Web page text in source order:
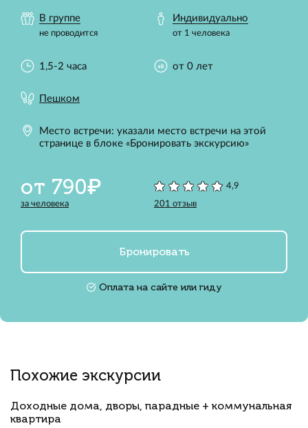
В группе
не проводится
Индивидуально
от 1 человека
1,5-2 часа от 0 лет
Пешком
Место встречи: указали место встречи на этой
странице в блоке «Бронировать экскурсию»
от 790₽
за человека
4,9
201 отзыв
Бронировать
Оплата на сайте или гиду
Похожие экскурсии
Доходные дома, дворы, парадные + коммунальная
квартира